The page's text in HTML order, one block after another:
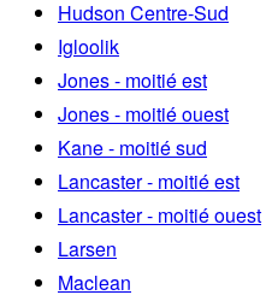
Hudson Centre-Sud
Igloolik
Jones - moitié est
Jones - moitié ouest
Kane - moitié sud
Lancaster - moitié est
Lancaster - moitié ouest
Larsen
Maclean